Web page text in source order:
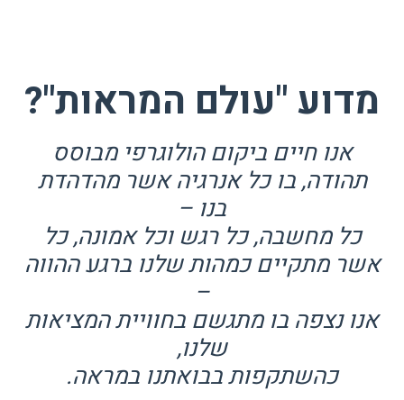
מדוע "עולם המראות"?
אנו חיים ביקום הולוגרפי מבוסס
תהודה, בו כל אנרגיה אשר מהדהדת
בנו –
כל מחשבה, כל רגש וכל אמונה, כל
אשר מתקיים כמהות שלנו ברגע ההווה
–
אנו נצפה בו מתגשם בחוויית המציאות
שלנו,
כהשתקפות בבואתנו במראה.